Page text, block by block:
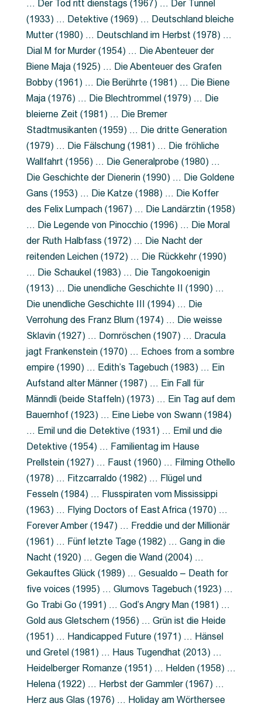
… Der Tod ritt dienstags (1967) … Der Tunnel
(1933) … Detektive (1969) … Deutschland bleiche
Mutter (1980) … Deutschland im Herbst (1978) …
Dial M for Murder (1954) … Die Abenteuer der
Biene Maja (1925) … Die Abenteuer des Grafen
Bobby (1961) … Die Berührte (1981) … Die Biene
Maja (1976) … Die Blechtrommel (1979) … Die
bleierne Zeit (1981) … Die Bremer
Stadtmusikanten (1959) … Die dritte Generation
(1979) … Die Fälschung (1981) … Die fröhliche
Wallfahrt (1956) … Die Generalprobe (1980) …
Die Geschichte der Dienerin (1990) … Die Goldene
Gans (1953) … Die Katze (1988) … Die Koffer
des Felix Lumpach (1967) … Die Landärztin (1958)
… Die Legende von Pinocchio (1996) … Die Moral
der Ruth Halbfass (1972) … Die Nacht der
reitenden Leichen (1972) … Die Rückkehr (1990)
… Die Schaukel (1983) … Die Tangokoenigin
(1913) … Die unendliche Geschichte II (1990) …
Die unendliche Geschichte III (1994) … Die
Verrohung des Franz Blum (1974) … Die weisse
Sklavin (1927) … Dornröschen (1907) … Dracula
jagt Frankenstein (1970) … Echoes from a sombre
empire (1990) … Edith’s Tagebuch (1983) … Ein
Aufstand alter Männer (1987) … Ein Fall für
Männdli (beide Staffeln) (1973) … Ein Tag auf dem
Bauernhof (1923) … Eine Liebe von Swann (1984)
… Emil und die Detektive (1931) … Emil und die
Detektive (1954) … Familientag im Hause
Prellstein (1927) … Faust (1960) … Filming Othello
(1978) … Fitzcarraldo (1982) … Flügel und
Fesseln (1984) … Flusspiraten vom Mississippi
(1963) … Flying Doctors of East Africa (1970) …
Forever Amber (1947) … Freddie und der Millionär
(1961) … Fünf letzte Tage (1982) … Gang in die
Nacht (1920) … Gegen die Wand (2004) …
Gekauftes Glück (1989) … Gesualdo – Death for
five voices (1995) … Glumovs Tagebuch (1923) …
Go Trabi Go (1991) … God’s Angry Man (1981) …
Gold aus Gletschern (1956) … Grün ist die Heide
(1951) … Handicapped Future (1971) … Hänsel
und Gretel (1981) … Haus Tugendhat (2013) …
Heidelberger Romanze (1951) … Helden (1958) …
Helena (1922) … Herbst der Gammler (1967) …
Herz aus Glas (1976) … Holiday am Wörthersee